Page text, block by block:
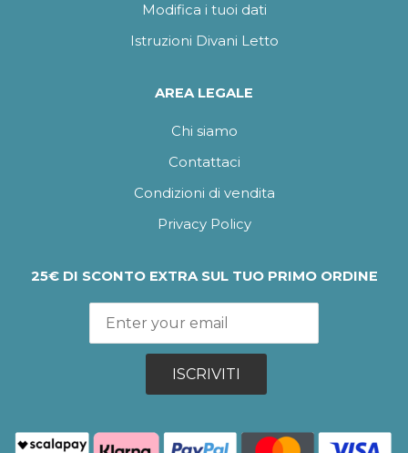
Modifica i tuoi dati
Istruzioni Divani Letto
AREA LEGALE
Chi siamo
Contattaci
Condizioni di vendita
Privacy Policy
25€ DI SCONTO EXTRA SUL TUO PRIMO ORDINE
ISCRIVITI